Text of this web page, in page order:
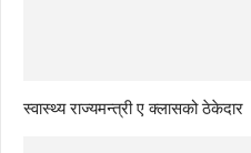
स्वास्थ्य राज्यमन्त्री ए क्लासको ठेकेदार